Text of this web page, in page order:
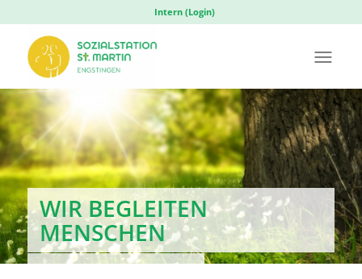
Intern (Login)
WIR BEGLEITEN
MENSCHEN